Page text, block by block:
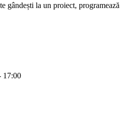
gândești la un proiect,
17:00